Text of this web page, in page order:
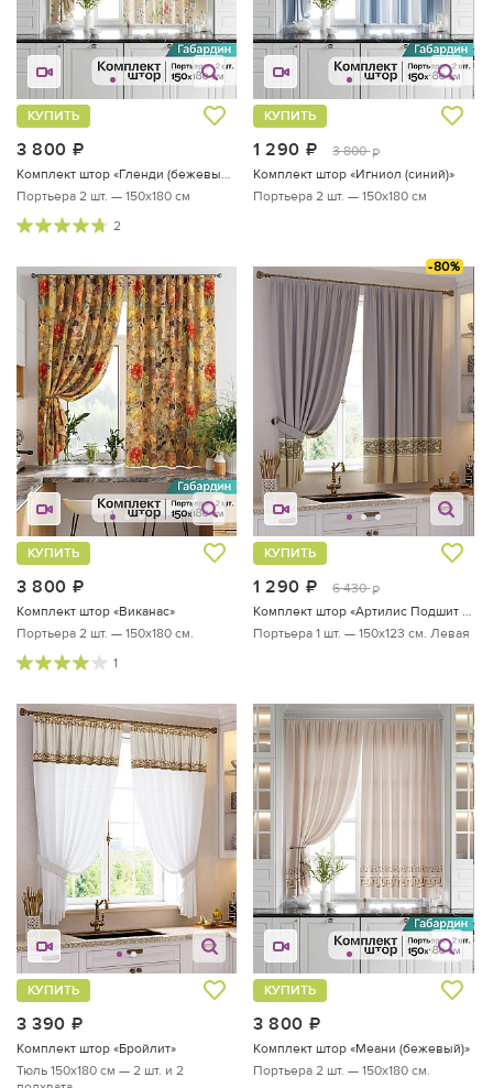
3 800
КУПИТЬ
Комплект штор «Гленди (бежевый)»
Портьера 2 шт. — 150х180 см
2
1 290 руб.
3 800 руб.
КУПИТЬ
Комплект штор «Игниол (синий)»
Портьера 2 шт. — 150х180 см
3 800
КУПИТЬ
Комплект штор «Виканас»
Портьера 2 шт. — 150х180 см.
1
-80%
1 290 руб.
6 430 руб.
КУПИТЬ
Комплект штор «Артилис Подшит 123 Левая»
Портьера 1 шт. — 150х123 см. Левая
3 390
КУПИТЬ
Комплект штор «Бройлит»
Тюль 150х180 см — 2 шт. и 2
3 800
КУПИТЬ
Комплект штор «Меани (бежевый)»
Портьера 2 шт. — 150х180 см.